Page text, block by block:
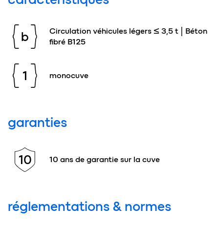
b
Circulation véhicules légers ≤ 3,5 t | Béton
fibré B125
1 monocuve
garanties
10 10 ans de garantie sur la cuve
réglementations & normes